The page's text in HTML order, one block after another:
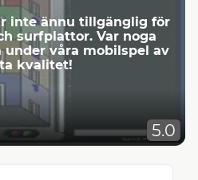
inte ännu tillgänglig för
surfplattor. Var noga
våra mobilspel av
kvalitet!
5.0